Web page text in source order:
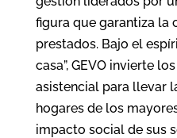
figura que garantiza la
prestados. Bajo el
casa”, GEVO invierte
asistencial para llevar
hogares de los
impacto social de sus